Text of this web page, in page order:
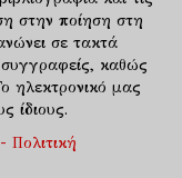
στην ποίηση στη
σε τακτά
καθώς
ηλεκτρονικό μας
ίδιους.